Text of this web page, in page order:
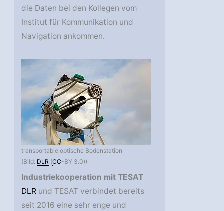
die Daten bei den Kollegen vom
Institut für Kommunikation und
Navigation ankommen.
transportable optische Bodenstation
(Bild: DLR (CC-BY 3.0))
Industriekooperation mit TESAT
DLR und TESAT verbindet bereits
seit 2016 eine sehr enge und